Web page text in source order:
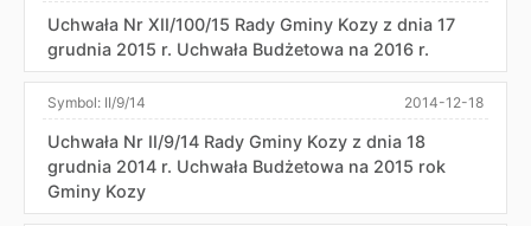
Uchwała Nr XII/100/15 Rady Gminy Kozy z dnia 17
grudnia 2015 r. Uchwała Budżetowa na 2016 r.
Symbol: II/9/14 2014-12-18
Uchwała Nr II/9/14 Rady Gminy Kozy z dnia 18
grudnia 2014 r. Uchwała Budżetowa na 2015 rok
Gminy Kozy